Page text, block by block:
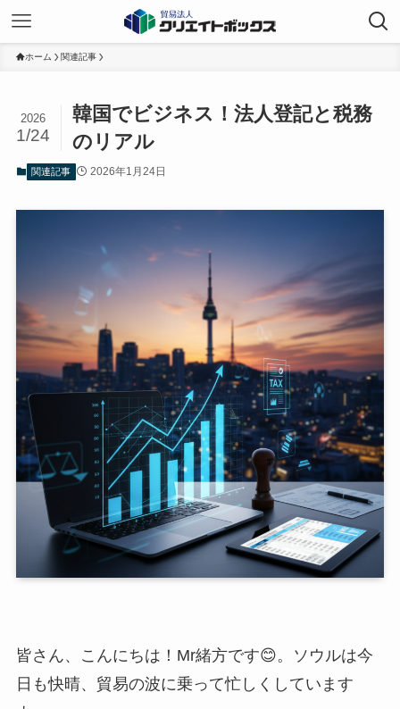
ホーム 関連記事
韓国でビジネス！法人登記と税務
のリアル
2026
1/24
関連記事 2026年1月24日
皆さん、こんにちは！Mr緒方です😊。ソウルは今
日も快晴、貿易の波に乗って忙しくしています